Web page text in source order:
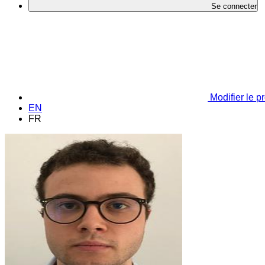
Se connecter
Modifier le
EN
FR